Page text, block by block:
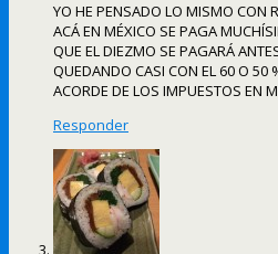
YO HE PENSADO LO MISMO CON
ACÁ EN MÉXICO SE PAGA
QUE EL DIEZMO SE PAGARÁ
QUEDANDO CASI CON EL 60 O 50
ACORDE DE LOS IMPUESTOS EN
Responder